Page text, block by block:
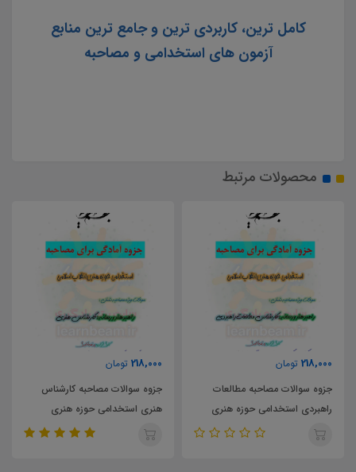
کامل ترین، کاربردی ترین و جامع ترین منابع
آزمون های استخدامی و مصاحبه
محصولات مرتبط
تومان
مصاحبه مطالعات
استخدامی حوزه هنری
تومان
جزوه سوالات مصاحبه کارشناس
هنری استخدامی حوزه هنری
انقلاب اسلامی
جزوه
اسلامی